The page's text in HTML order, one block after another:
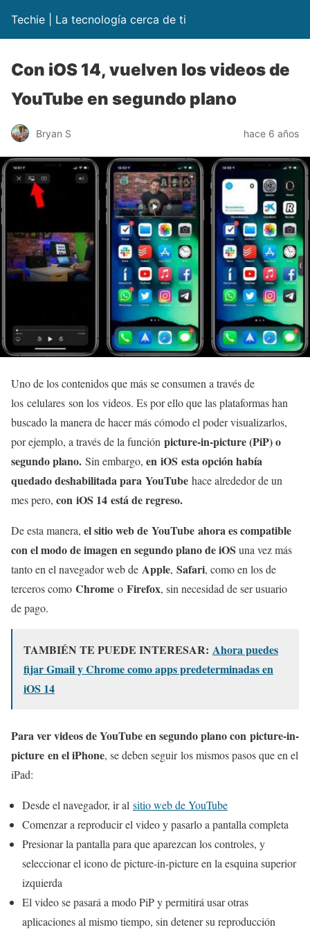
Techie | La tecnología cerca de ti
Con iOS 14, vuelven los videos de
YouTube en segundo plano
Bryan S hace 6 años
Uno de los contenidos que más se consumen a través de
los celulares son los videos. Es por ello que las plataformas han
buscado la manera de hacer más cómodo el poder visualizarlos,
por ejemplo, a través de la función picture-in-picture (PiP) o
segundo plano. Sin embargo, en iOS esta opción había
quedado deshabilitada para YouTube hace alrededor de un
mes pero, con iOS 14 está de regreso.
De esta manera, el sitio web de YouTube ahora es compatible
con el modo de imagen en segundo plano de iOS una vez más
tanto en el navegador web de Apple, Safari, como en los de
terceros como Chrome o Firefox, sin necesidad de ser usuario
de pago.
TAMBIÉN TE PUEDE INTERESAR: Ahora puedes
fijar Gmail y Chrome como apps predeterminadas en
iOS 14
Para ver videos de YouTube en segundo plano con picture-in-
picture en el iPhone, se deben seguir los mismos pasos que en el
iPad:
Desde el navegador, ir al sitio web de YouTube
Comenzar a reproducir el video y pasarlo a pantalla completa
Presionar la pantalla para que aparezcan los controles, y
seleccionar el icono de picture-in-picture en la esquina superior
izquierda
El video se pasará a modo PiP y permitirá usar otras
aplicaciones al mismo tiempo, sin detener su reproducción